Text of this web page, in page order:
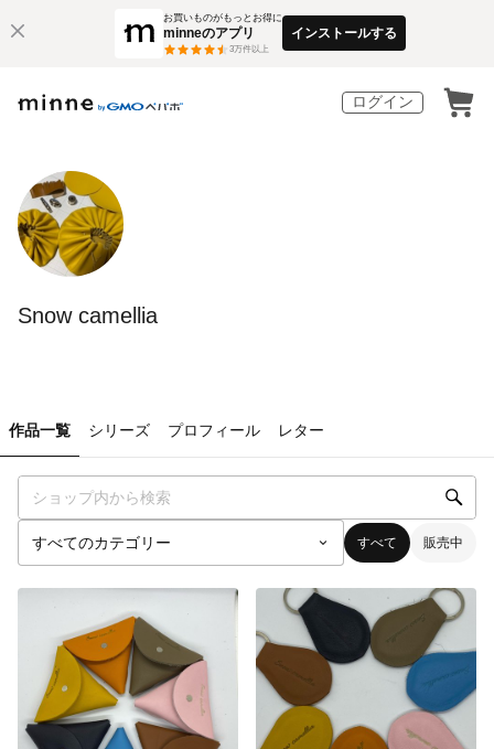
お買いものがもっとお得に
minneのアプリ
3万件以上
インストールする
ログイン
Snow camellia
作品一覧 シリーズ プロフィール レター
すべて 販売中